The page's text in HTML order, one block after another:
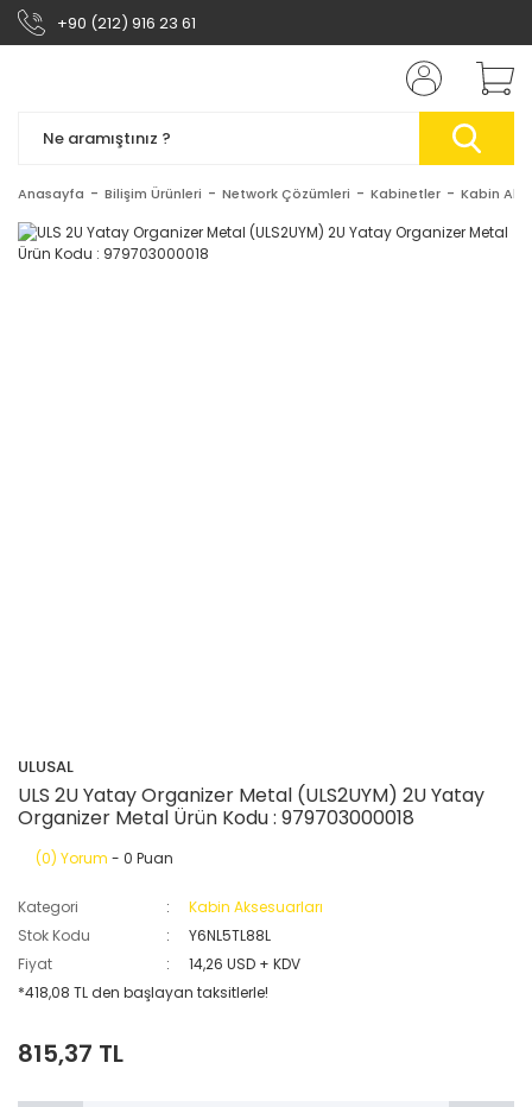
+90 (212) 916 23 61
Anasayfa Bilişim Ürünleri Network Çözümleri Kabinetler Kabin
ULUSAL
ULS 2U Yatay Organizer Metal (ULS2UYM) 2U Yatay
Organizer Metal Ürün Kodu : 979703000018
(0) Yorum - 0 Puan
Kategori
Kabin Aksesuarları
Stok Kodu
Y6NL5TL88L
Fiyat
14,26 USD + KDV
*418,08 TL den başlayan taksitlerle!
815,37 TL